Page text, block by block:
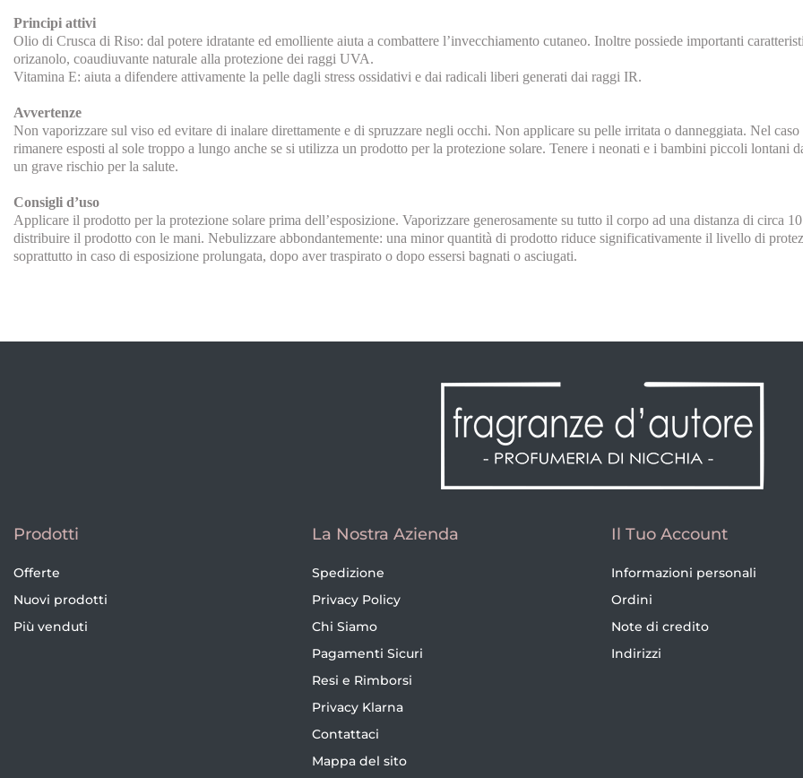
Principi attivi
Olio di Crusca di Riso: dal potere idratante ed emolliente aiuta a combattere l’invecchiamento cutaneo. Inoltre possiede importanti
orizanolo, coaudiuvante naturale alla protezione dei raggi UVA.
Vitamina E: aiuta a difendere attivamente la pelle dagli stress ossidativi e dai radicali liberi generati dai raggi IR.
Avvertenze
Non vaporizzare sul viso ed evitare di inalare direttamente e di spruzzare negli occhi. Non applicare su pelle irritata o danneggiata. Nel
rimanere esposti al sole troppo a lungo anche se si utilizza un prodotto per la protezione solare. Tenere i neonati e i bambini piccoli lontani
un grave rischio per la salute.
Consigli d’uso
Applicare il prodotto per la protezione solare prima dell’esposizione. Vaporizzare generosamente su tutto il corpo ad una distanza di circa
distribuire il prodotto con le mani. Nebulizzare abbondantemente: una minor quantità di prodotto riduce significativamente il livello di
soprattutto in caso di esposizione prolungata, dopo aver traspirato o dopo essersi bagnati o asciugati.
Prodotti
Offerte
Nuovi prodotti
Più venduti
La Nostra Azienda
Spedizione
Privacy Policy
Chi Siamo
Pagamenti Sicuri
Resi e Rimborsi
Privacy Klarna
Contattaci
Mappa del sito
Il Tuo Account
Informazioni personali
Ordini
Note di credito
Indirizzi